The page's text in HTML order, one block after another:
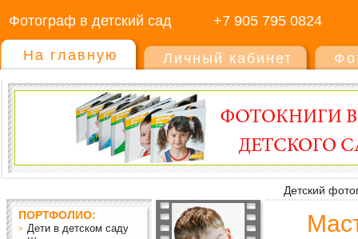
Фотограф в детский сад +7 905 795 0824
На главную Личный кабинет
Детский
ПОРТФОЛИО:
Дети в детском саду